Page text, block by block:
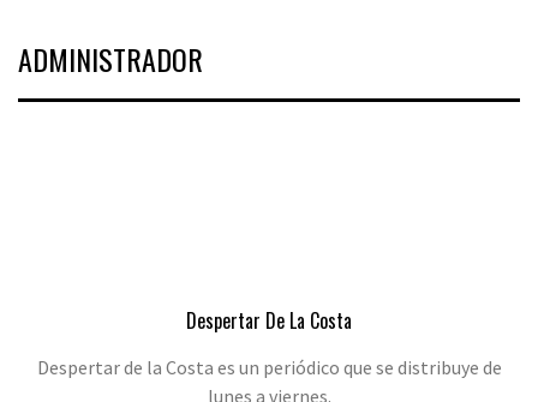
ADMINISTRADOR
Despertar De La Costa
Despertar de la Costa es un periódico que se distribuye de
lunes a viernes.